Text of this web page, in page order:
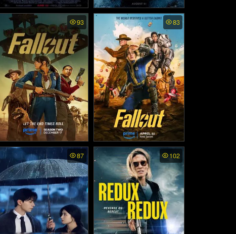
Abraham Lincoln Vampire
Hunter พากย์ไทย - ประธา
นาธิบดี ลินคอล์น นักล่าแว
มไฟร์ (2012)
The Last Voyage of the D
emeter พากย์ไทย - การเดิ
นทางครั้งสุดท้ายของเดอมิเ
ทอร์ (2023)
93
Fallout ss2 พากย์ไทย - ฟอ
ลล์เอาท์ ภารกิจฝ่าแดนฝุ่นม
ฤตยู ภาค2 (2025)
83
Fallout พากย์ไทย - ฟอลล์เอ
าท์ ภารกิจฝ่าแดนฝุ่นมฤตยู
(2024)
87 102